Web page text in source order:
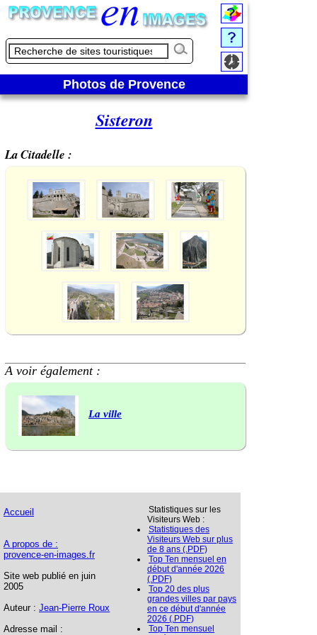
Photos de Provence
Sisteron
La Citadelle :
A voir également :
La ville
Accueil
A propos de :
provence-en-images.fr
Site web publié en juin
2005
Auteur : Jean-Pierre Roux
Adresse mail :
Statistiques sur les
Visiteurs Web :
Statistiques des
Visiteurs Web sur plus
de 8 ans (.PDF)
Top Ten mensuel en
début d'année 2026
(.PDF)
Top 20 des plus
grandes villes par pays
en ce début d'année
2026 (.PDF)
Top Ten mensuel